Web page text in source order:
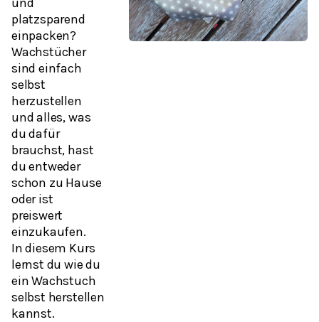
platzsparend
einpacken?
Wachstücher
sind einfach
selbst
herzustellen
und alles, was
du dafür
brauchst, hast
du entweder
schon zu Hause
oder ist
preiswert
einzukaufen.
In diesem Kurs
lernst du wie du
ein Wachstuch
selbst herstellen
kannst.